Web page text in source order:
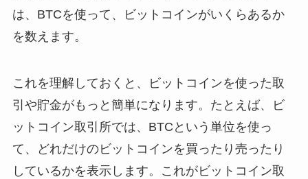
は、BTCを使って、ビットコインがいくらあるか
を数えます。
これを理解しておくと、ビットコインを使った取
引や貯金がもっと簡単になります。たとえば、ビ
ットコイン取引所では、BTCという単位を使っ
て、どれだけのビットコインを買ったり売ったり
しているかを表示します。これがビットコイン取